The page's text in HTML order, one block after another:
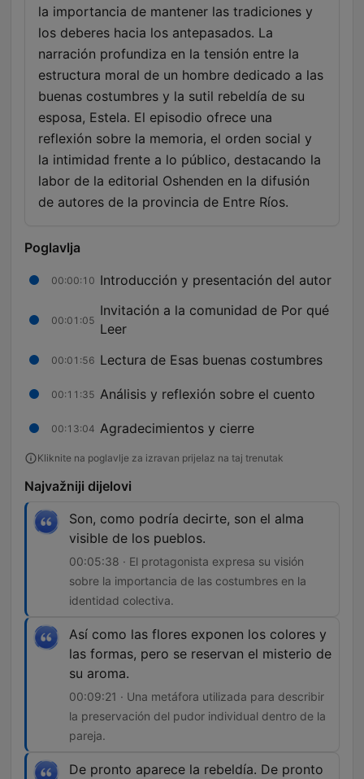
la importancia de mantener las tradiciones y
los deberes hacia los antepasados. La
narración profundiza en la tensión entre la
estructura moral de un hombre dedicado a las
buenas costumbres y la sutil rebeldía de su
esposa, Estela. El episodio ofrece una
reflexión sobre la memoria, el orden social y
la intimidad frente a lo público, destacando la
labor de la editorial Oshenden en la difusión
de autores de la provincia de Entre Ríos.
Poglavlja
00:00:10 Introducción y presentación del autor
00:01:05
Invitación a la comunidad de Por qué
Leer
00:01:56 Lectura de Esas buenas costumbres
00:11:35 Análisis y reflexión sobre el cuento
00:13:04 Agradecimientos y cierre
Kliknite na poglavlje za izravan prijelaz na taj trenutak
Najvažniji dijelovi
Son, como podría decirte, son el alma
visible de los pueblos.
00:05:38 · El protagonista expresa su visión
sobre la importancia de las costumbres en la
identidad colectiva.
Así como las flores exponen los colores y
las formas, pero se reservan el misterio de
su aroma.
00:09:21 · Una metáfora utilizada para describir
la preservación del pudor individual dentro de la
pareja.
De pronto aparece la rebeldía. De pronto